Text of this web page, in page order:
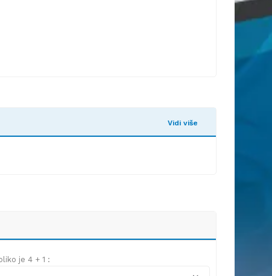
Vidi više
je 4 + 1 :